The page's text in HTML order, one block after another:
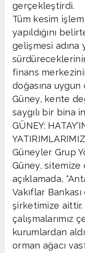
gerçekleştirdi.
Tüm kesim
yapıldığını
gelişmesi adına
finans
doğasına uygun
Güney, kente
saygılı bir bina
GÜNEY:
Güneyler Grup
Güney, sitemize
açıklamada,
Vakıflar
şirketimize aittir.
çalışmalarımız
kurumlardan
orman ağacı